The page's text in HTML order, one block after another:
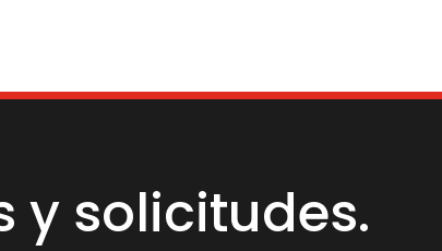
y solicitudes.